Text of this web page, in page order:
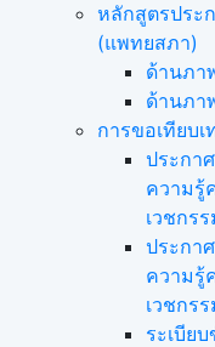
หลักสูตรประ
(แพทยสภา)
ด้านภา
ด้านภา
การขอเทียบ
ประกา
ความรู้
เวชกรร
ประกา
ความรู้
เวชกรร
ระเบีย